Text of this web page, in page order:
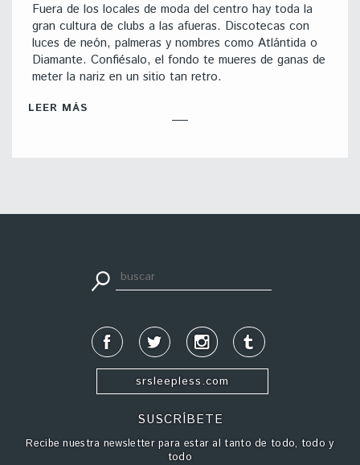
Fuera de los locales de moda del centro hay toda la
gran cultura de clubs a las afueras. Discotecas con
luces de neón, palmeras y nombres como Atlántida o
Diamante. Confiésalo, el fondo te mueres de ganas de
meter la nariz en un sitio tan retro.
LEER MÁS
srsleepless.com
SUSCRÍBETE
Recibe nuestra newsletter para estar al tanto de todo, todo y
todo